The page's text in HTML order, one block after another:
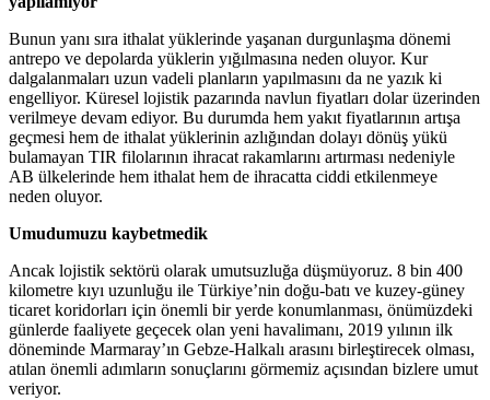
Bunun yanı sıra ithalat yüklerinde yaşanan durgunlaşma dönemi
antrepo ve depolarda yüklerin yığılmasına neden oluyor. Kur
dalgalanmaları uzun vadeli planların yapılmasını da ne yazık ki
engelliyor. Küresel lojistik pazarında navlun fiyatları dolar üzerinden
verilmeye devam ediyor. Bu durumda hem yakıt fiyatlarının artışa
geçmesi hem de ithalat yüklerinin azlığından dolayı dönüş yükü
bulamayan TIR filolarının ihracat rakamlarını artırması nedeniyle
AB ülkelerinde hem ithalat hem de ihracatta ciddi etkilenmeye
neden oluyor.
Umudumuzu kaybetmedik
Ancak lojistik sektörü olarak umutsuzluğa düşmüyoruz. 8 bin 400
kilometre kıyı uzunluğu ile Türkiye’nin doğu-batı ve kuzey-güney
ticaret koridorları için önemli bir yerde konumlanması, önümüzdeki
günlerde faaliyete geçecek olan yeni havalimanı, 2019 yılının ilk
döneminde Marmaray’ın Gebze-Halkalı arasını birleştirecek olması,
atılan önemli adımların sonuçlarını görmemiz açısından bizlere umut
veriyor.